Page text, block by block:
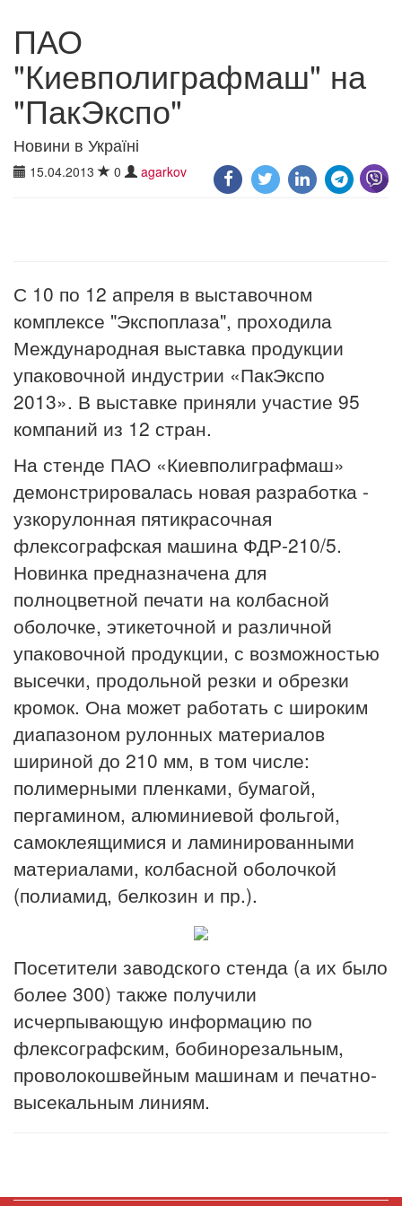
ПАО
"Киевполиграфмаш" на
"ПакЭкспо"
Новини в Україні
15.04.2013 0 agarkov
С 10 по 12 апреля в выставочном
комплексе "Экспоплаза", проходила
Международная выставка продукции
упаковочной индустрии «ПакЭкспо
2013». В выставке приняли участие 95
компаний из 12 стран.
На стенде ПАО «Киевполиграфмаш»
демонстрировалась новая разработка -
узкорулонная пятикрасочная
флексографская машина ФДР-210/5.
Новинка предназначена для
полноцветной печати на колбасной
оболочке, этикеточной и различной
упаковочной продукции, с возможностью
высечки, продольной резки и обрезки
кромок. Она может работать с широким
диапазоном рулонных материалов
шириной до 210 мм, в том числе:
полимерными пленками, бумагой,
пергамином, алюминиевой фольгой,
самоклеящимися и ламинированными
материалами, колбасной оболочкой
(полиамид, белкозин и пр.).
Посетители заводского стенда (а их было
более 300) также получили
исчерпывающую информацию по
флексографским, бобинорезальным,
проволокошвейным машинам и печатно-
высекальным линиям.